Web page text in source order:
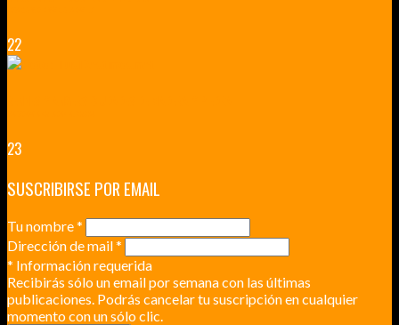
22
23
SUSCRIBIRSE POR EMAIL
Tu nombre*
Dirección de mail*
* Información requerida
Recibirás sólo un email por semana con las últimas
publicaciones. Podrás cancelar tu suscripción en cualquier
momento con un sólo clic.